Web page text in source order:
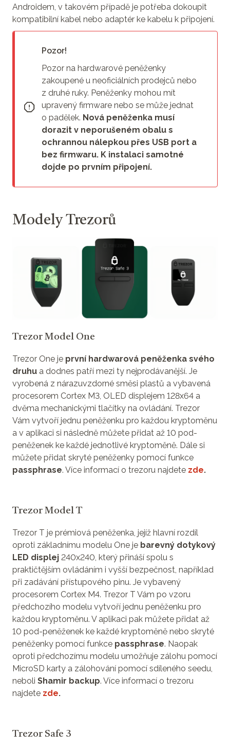
Androidem, v takovém případě je potřeba dokoupit
kompatibilní kabel nebo adaptér ke kabelu k připojení.
Pozor!
Pozor na hardwarové peněženky
zakoupené u neoficiálních prodejců nebo
z druhé ruky. Peněženky mohou mít
upravený firmware nebo se může jednat
o padělek. Nová peněženka musí
dorazit v neporušeném obalu s
ochrannou nálepkou přes USB port a
bez firmwaru. K instalaci samotné
dojde po prvním připojení.
Modely Trezorů
Trezor Model One
Trezor One je první hardwarová peněženka svého
druhu a dodnes patří mezi ty nejprodávanější. Je
vyrobená z nárazuvzdorné směsi plastů a vybavená
procesorem Cortex M3, OLED displejem 128x64 a
dvěma mechanickými tlačítky na ovládání. Trezor
Vám vytvoří jednu peněženku pro každou kryptoměnu
a v aplikaci si následně můžete přidat až 10 pod-
peněženek ke každé jednotlivé kryptoměně. Dále si
můžete přidat skryté peněženky pomocí funkce
passphrase. Více informací o trezoru najdete zde.
Trezor Model T
Trezor T je prémiová peněženka, jejíž hlavní rozdíl
oproti základnímu modelu One je barevný dotykový
LED displej 240x240, který přináší spolu s
praktičtějším ovládáním i vyšší bezpečnost, například
při zadávání přístupového pinu. Je vybavený
procesorem Cortex M4. Trezor T Vám po vzoru
předchozího modelu vytvoří jednu peněženku pro
každou kryptoměnu. V aplikaci pak můžete přidat až
10 pod-peněženek ke každé kryptoměně nebo skryté
peněženky pomocí funkce passphrase. Naopak
oproti předchozímu modelu umožňuje zálohu pomocí
MicroSD karty a zálohování pomocí sdíleného seedu,
neboli Shamir backup. Více informací o trezoru
najdete zde.
Trezor Safe 3